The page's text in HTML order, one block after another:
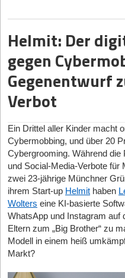
sponsored|Online-Handel
Regulierte Produkte
zu REACH,
müssen
SPEIKI: das Spucktuch
no subtitle|Selbstständig
Selbstständig machen
no subtitle Geschäftsideen
Digitaler Vorreiter: Wie
Ausbildung umkrempelt
Helmit: Der
gegen
Gegenentwurf
Verbot
Ein Drittel aller Kinder macht
Cybermobbing, und über 20
Cybergrooming. Während die
und Social-Media-Verbote für
zwei 23-jährige Münchner
ihrem Start-up Helmit haben
Wolters eine KI-basierte
WhatsApp und Instagram auf
Eltern zum „Big Brother“ zu
Modell in einem heiß
Markt?